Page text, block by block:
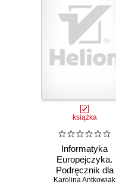
książka
Informatyka
Europejczyka.
Podręcznik dla
szkół
Karolina Antkowiak